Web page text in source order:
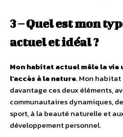
3 – Quel est mon
actuel et idéal ?
Mon habitat actuel mêle la
l’accès à la nature. Mon
davantage ces deux éléments,
communautaires dynamiques,
sport, à la beauté naturelle et
développement personnel.